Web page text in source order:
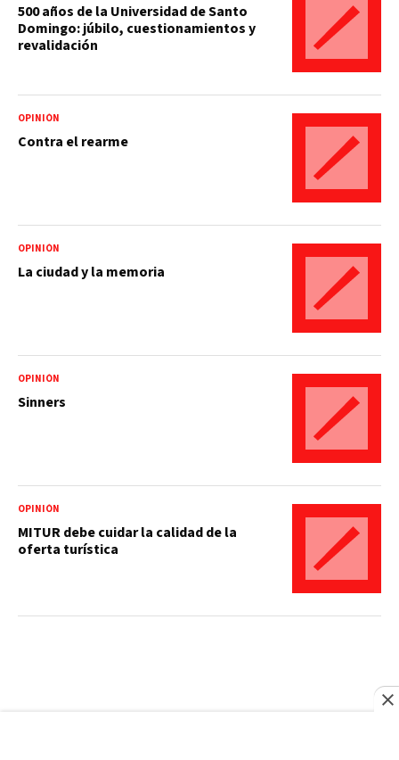
500 años de la Universidad de Santo
Domingo: júbilo, cuestionamientos y
revalidación
OPINIÓN
Contra el rearme
OPINIÓN
La ciudad y la memoria
OPINIÓN
Sinners
OPINIÓN
MITUR debe cuidar la calidad de la
oferta turística